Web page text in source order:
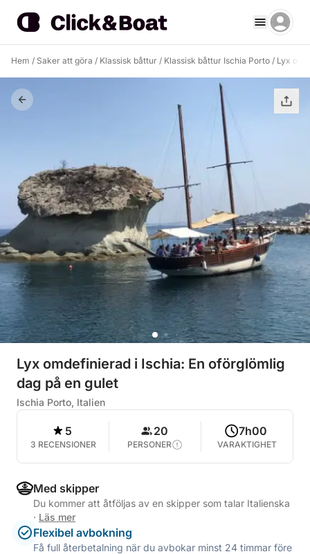
Hem / Saker att göra / Klassisk båttur / Klassisk båttur Ischia Porto / Lyx
Lyx omdefinierad i Ischia: En oförglömlig
dag på en gulet
Ischia Porto, Italien
5
3 RECENSIONER
20
PERSONER
7h00
VARAKTIGHET
Med skipper
Du kommer att åtföljas av en skipper som talar Italienska
· Läs mer
Flexibel avbokning
Få full återbetalning när du avbokar minst 24 timmar före